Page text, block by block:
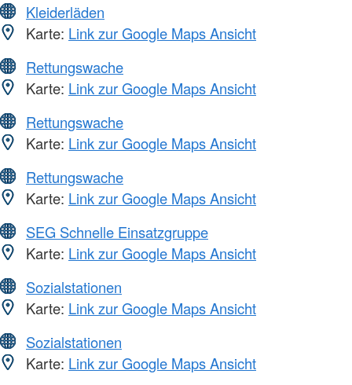
Kleiderläden
Karte: Link zur Google Maps Ansicht
Rettungswache
Karte: Link zur Google Maps Ansicht
Rettungswache
Karte: Link zur Google Maps Ansicht
Rettungswache
Karte: Link zur Google Maps Ansicht
SEG Schnelle Einsatzgruppe
Karte: Link zur Google Maps Ansicht
Sozialstationen
Karte: Link zur Google Maps Ansicht
Sozialstationen
Karte: Link zur Google Maps Ansicht